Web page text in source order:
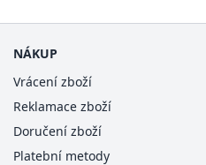
NÁKUP
Vrácení zboží
Reklamace zboží
Doručení zboží
Platební metody